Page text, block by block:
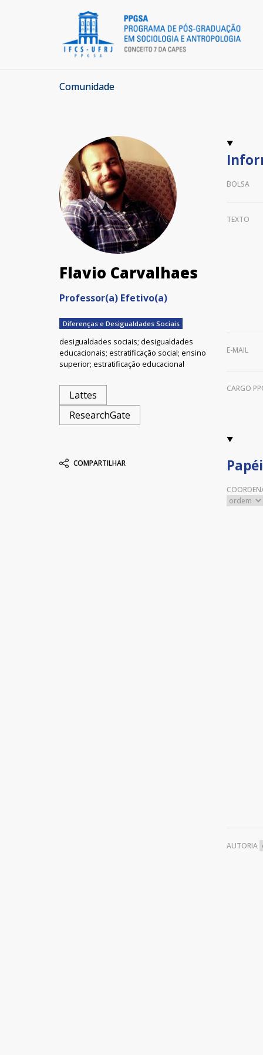
Comunidade
Flavio Carvalhaes
Professor(a) Efetivo(a)
Diferenças e Desigualdades Sociais
desigualdades sociais; desigualdades
educacionais; estratificação social; ensino
superior; estratificação educacional
Lattes
ResearchGate
COMPARTILHAR
BOLSA
TEXTO
E-MAIL
CARGO
AUTORIA